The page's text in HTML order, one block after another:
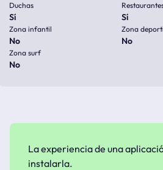
Duchas
Sí Sí
Zona infantil
No
Zona
No
Zona surf
No
La experiencia de una
instalarla.